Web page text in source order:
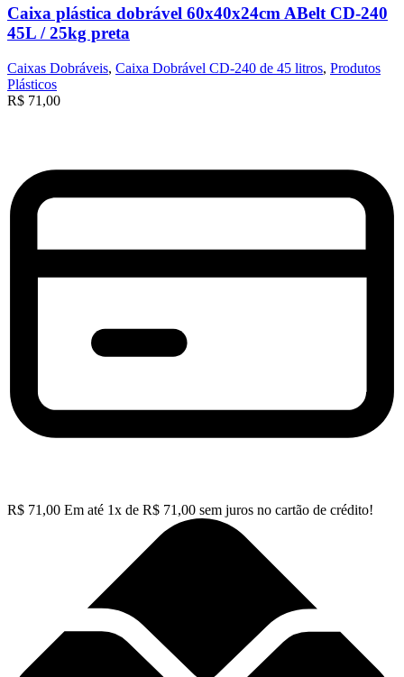
Caixa plástica dobrável 60x40x24cm ABelt CD-240
45L / 25kg preta
Caixas Dobráveis, Caixa Dobrável CD-240 de 45 litros, Produtos
Plásticos
R$ 71,00
R$ 71,00 Em até 1x de R$ 71,00 sem juros no cartão de crédito!